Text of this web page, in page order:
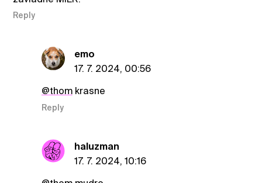
Reply
emo
17. 7. 2024, 00:56
@thomkrasne
Reply
haluzman
17. 7. 2024, 10:16